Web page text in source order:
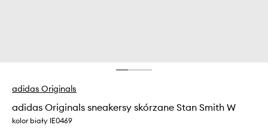
adidas Originals
adidas Originals sneakersy skórzane Stan Smith W
kolor biały IE0469